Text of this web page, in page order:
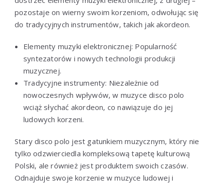
pozostaje on wierny swoim korzeniom, odwołując się
do tradycyjnych instrumentów, takich jak akordeon.
Elementy muzyki elektronicznej: Popularność
syntezatorów i nowych technologii produkcji
muzycznej.
Tradycyjne instrumenty: Niezależnie od
nowoczesnych wpływów, w muzyce disco polo
wciąż słychać akordeon, co nawiązuje do jej
ludowych korzeni.
Stary disco polo jest gatunkiem muzycznym, który nie
tylko odzwierciedla kompleksową tapetę kulturową
Polski, ale również jest produktem swoich czasów.
Odnajduje swoje korzenie w muzyce ludowej i